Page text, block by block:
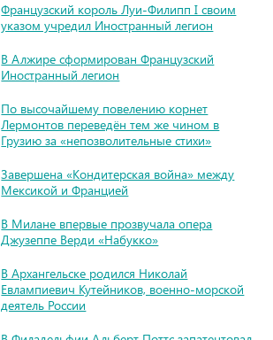
Французский король Луи-Филипп I своим
указом учредил Иностранный легион
В Алжире сформирован Французский
Иностранный легион
По высочайшему повелению корнет
Лермонтов переведён тем же чином в
Грузию за «непозволительные стихи»
Завершена «Кондитерская война» между
Мексикой и Францией
В Милане впервые прозвучала опера
Джузеппе Верди «Набукко»
В Архангельске родился Николай
Евлампиевич Кутейников, военно-морской
деятель России